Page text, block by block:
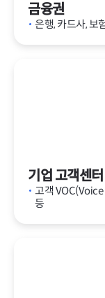
금융권
은행, 카드사, 보
기업 고객센터
고객
등